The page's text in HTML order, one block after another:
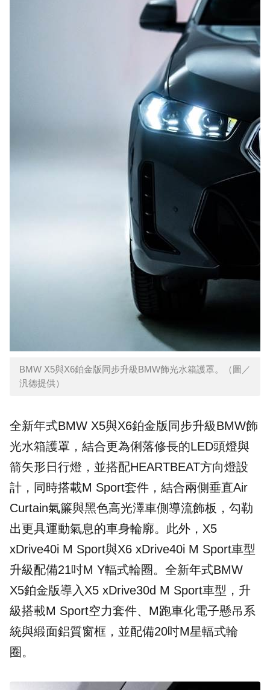
BMW X5與X6鉑金版同步升級BMW飾光水箱護罩。（圖／
汎德提供）
全新年式BMW X5與X6鉑金版同步升級BMW飾
光水箱護罩，結合更為俐落修長的LED頭燈與
箭矢形日行燈，並搭配HEARTBEAT方向燈設
計，同時搭載M Sport套件，結合兩側垂直Air
Curtain氣簾與黑色高光澤車側導流飾板，勾勒
出更具運動氣息的車身輪廓。此外，X5
xDrive40i M Sport與X6 xDrive40i M Sport車型
升級配備21吋M Y輻式輪圈。全新年式BMW
X5鉑金版導入X5 xDrive30d M Sport車型，升
級搭載M Sport空力套件、M跑車化電子懸吊系
統與緞面鋁質窗框，並配備20吋M星輻式輪
圈。